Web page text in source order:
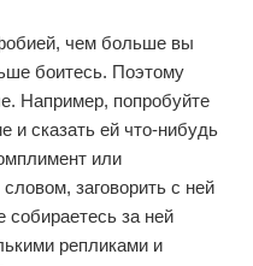
чем больше вы
боитесь. Поэтому
Например, попробуйте
и сказать ей что-нибудь
или
заговорить с ней
собираетесь за ней
репликами и